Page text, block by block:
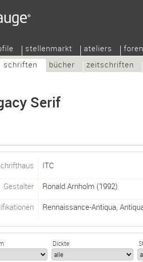
stellenmarkt ateliers foren
schriften bücher zeitschriften
Serif
ITC
Gestalter Ronald Arnholm(1992)
Rennaissance-Antiqua,
Dickte